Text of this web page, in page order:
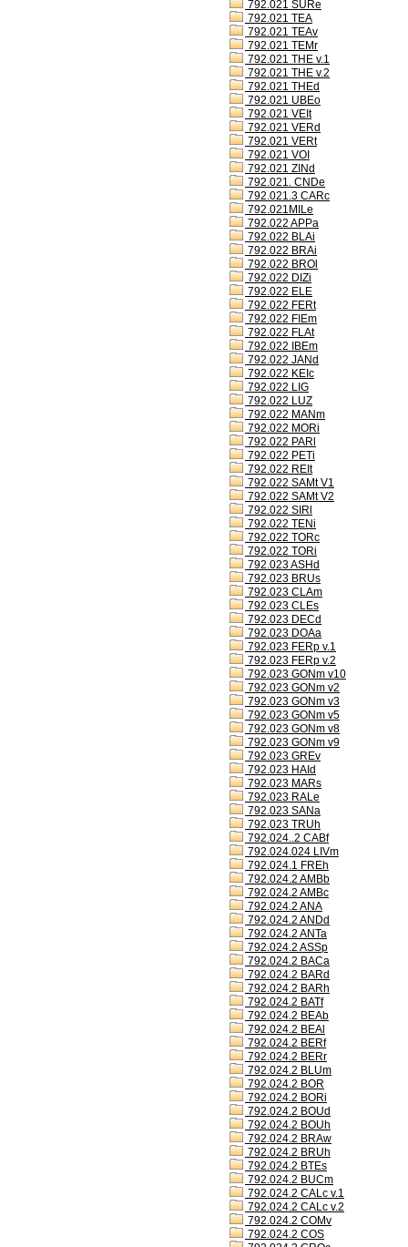
792.021 SURe
792.021 TEA
792.021 TEAv
792.021 TEMr
792.021 THE v.1
792.021 THE v.2
792.021 THEd
792.021 UBEo
792.021 VEIt
792.021 VERd
792.021 VERt
792.021 VOI
792.021 ZINd
792.021. CNDe
792.021.3 CARc
792.021MILe
792.022 APPa
792.022 BLAi
792.022 BRAi
792.022 BROl
792.022 DIZi
792.022 ELE
792.022 FERt
792.022 FIEm
792.022 FLAt
792.022 IBEm
792.022 JANd
792.022 KEIc
792.022 LIG
792.022 LUZ
792.022 MANm
792.022 MORi
792.022 PARl
792.022 PETi
792.022 REIt
792.022 SAMt V1
792.022 SAMt V2
792.022 SIRl
792.022 TENi
792.022 TORc
792.022 TORi
792.023 ASHd
792.023 BRUs
792.023 CLAm
792.023 CLEs
792.023 DECd
792.023 DOAa
792.023 FERp v.1
792.023 FERp v.2
792.023 GONm v10
792.023 GONm v2
792.023 GONm v3
792.023 GONm v5
792.023 GONm v8
792.023 GONm v9
792.023 GREv
792.023 HAId
792.023 MARs
792.023 RALe
792.023 SANa
792.023 TRUh
792.024..2 CABf
792.024.024 LIVm
792.024.1 FREh
792.024.2 AMBb
792.024.2 AMBc
792.024.2 ANA
792.024.2 ANDd
792.024.2 ANTa
792.024.2 ASSp
792.024.2 BACa
792.024.2 BARd
792.024.2 BARh
792.024.2 BATf
792.024.2 BEAb
792.024.2 BEAl
792.024.2 BERf
792.024.2 BERr
792.024.2 BLUm
792.024.2 BOR
792.024.2 BORi
792.024.2 BOUd
792.024.2 BOUh
792.024.2 BRAw
792.024.2 BRUh
792.024.2 BTEs
792.024.2 BUCm
792.024.2 CALc v.1
792.024.2 CALc v.2
792.024.2 COMv
792.024.2 COS